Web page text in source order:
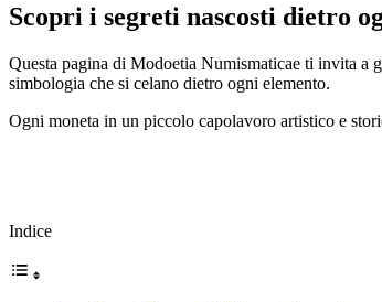
Scopri i segreti nascosti dietro
Questa pagina di Modoetia Numismaticae ti invita a
simbologia che si celano dietro ogni elemento.
Ogni moneta in un piccolo capolavoro artistico e
Indice